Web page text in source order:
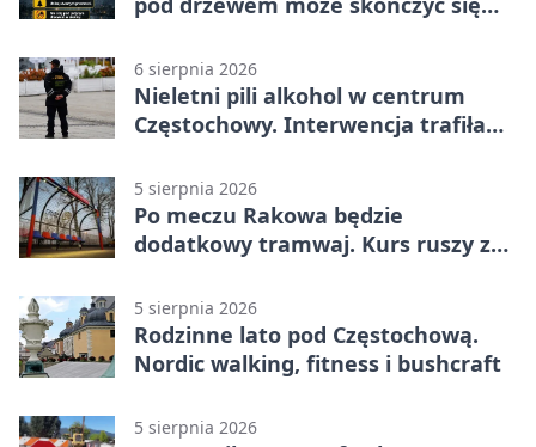
6 sierpnia 2026
Nieletni pili alkohol w centrum
Częstochowy. Interwencja trafiła
5 sierpnia 2026
Po meczu Rakowa będzie
dodatkowy tramwaj. Kurs ruszy ze
5 sierpnia 2026
Rodzinne lato pod Częstochową.
Nordic walking, fitness i bushcraft
5 sierpnia 2026